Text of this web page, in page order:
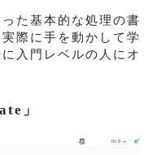
た基本的な処理の書
際に手を動かして学
入門レベルの人にオ
」